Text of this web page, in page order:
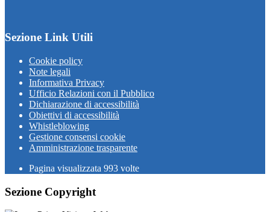
Sezione Link Utili
Cookie policy
Note legali
Informativa Privacy
Ufficio Relazioni con il Pubblico
Dichiarazione di accessibilità
Obiettivi di accessibilità
Whistleblowing
Gestione consensi cookie
Amministrazione trasparente
Pagina visualizzata 993 volte
Sezione Copyright